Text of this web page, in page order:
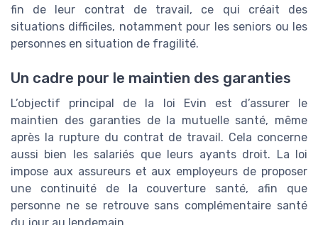
fin de leur contrat de travail, ce qui créait des
situations difficiles, notamment pour les seniors ou les
personnes en situation de fragilité.
Un cadre pour le maintien des garanties
L’objectif principal de la loi Evin est d’assurer le
maintien des garanties de la mutuelle santé, même
après la rupture du contrat de travail. Cela concerne
aussi bien les salariés que leurs ayants droit. La loi
impose aux assureurs et aux employeurs de proposer
une continuité de la couverture santé, afin que
personne ne se retrouve sans complémentaire santé